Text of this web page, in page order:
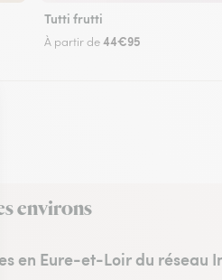
Tutti frutti
À partir de44€95
environs
en Eure-et-Loir du réseau